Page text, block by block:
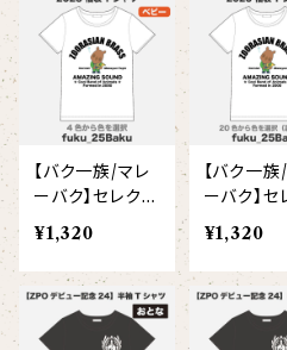
【piano】
【pink_flower】
ホワイトライオン
ローレンス
【バク一族/マレ
ーバク】セレクシ
ョン 半袖Tシャ
ツ片面(ベビー)
¥1,320
【バク一
ーバク】セ
ョン 半袖T
ツ片面(こ
¥1,320